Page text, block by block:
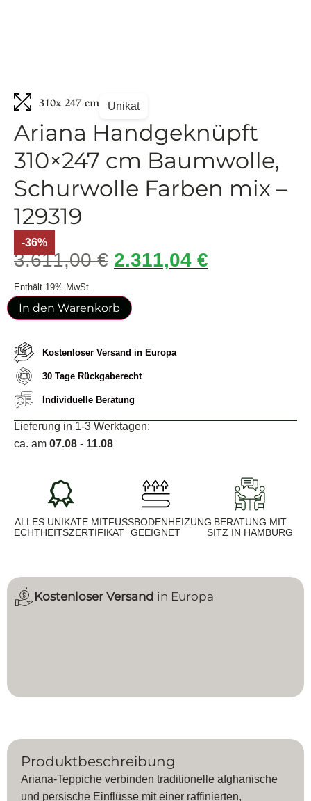
310x 247 cm Unikat
Ariana Handgeknüpft
310×247 cm Baumwolle,
Schurwolle Farben mix –
129319
-36%
3.611,00€ 2.311,04 €
Enthält 19% MwSt.
In den Warenkorb
Kostenloser Versand in Europa
30 Tage Rückgaberecht
Individuelle Beratung
Lieferung in 1-3 Werktagen:
ca. am 07.08 - 11.08
ALLES UNIKATE MIT
ECHTHEITSZERTIFIKAT
FUSSBODENHEIZUNG G
EEIGNET
BERATUNG MIT
SITZ IN HAMBURG
Kostenloser Versand in Europa
Produktbeschreibung
Ariana-Teppiche verbinden traditionelle afghanische
und persische Einflüsse mit einer raffinierten,